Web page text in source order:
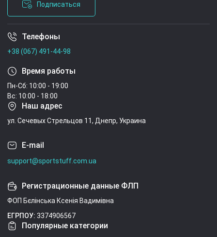
Подписаться
Условия соглашения
Телефоны
+38 (067) 491-44-98
Время работы
Пн-Сб: 10:00 - 19:00
Вс: 10:00 - 18:00
Наш адрес
ул. Сечевых Стрельцов 11, Днепр, Украина
E-mail
support@sportstuff.com.ua
Регистрационные данные ФЛП
ФОП Бєлінська Ксенія Вадимівна
ЕГРПОУ: 3374906567
Популярные категории